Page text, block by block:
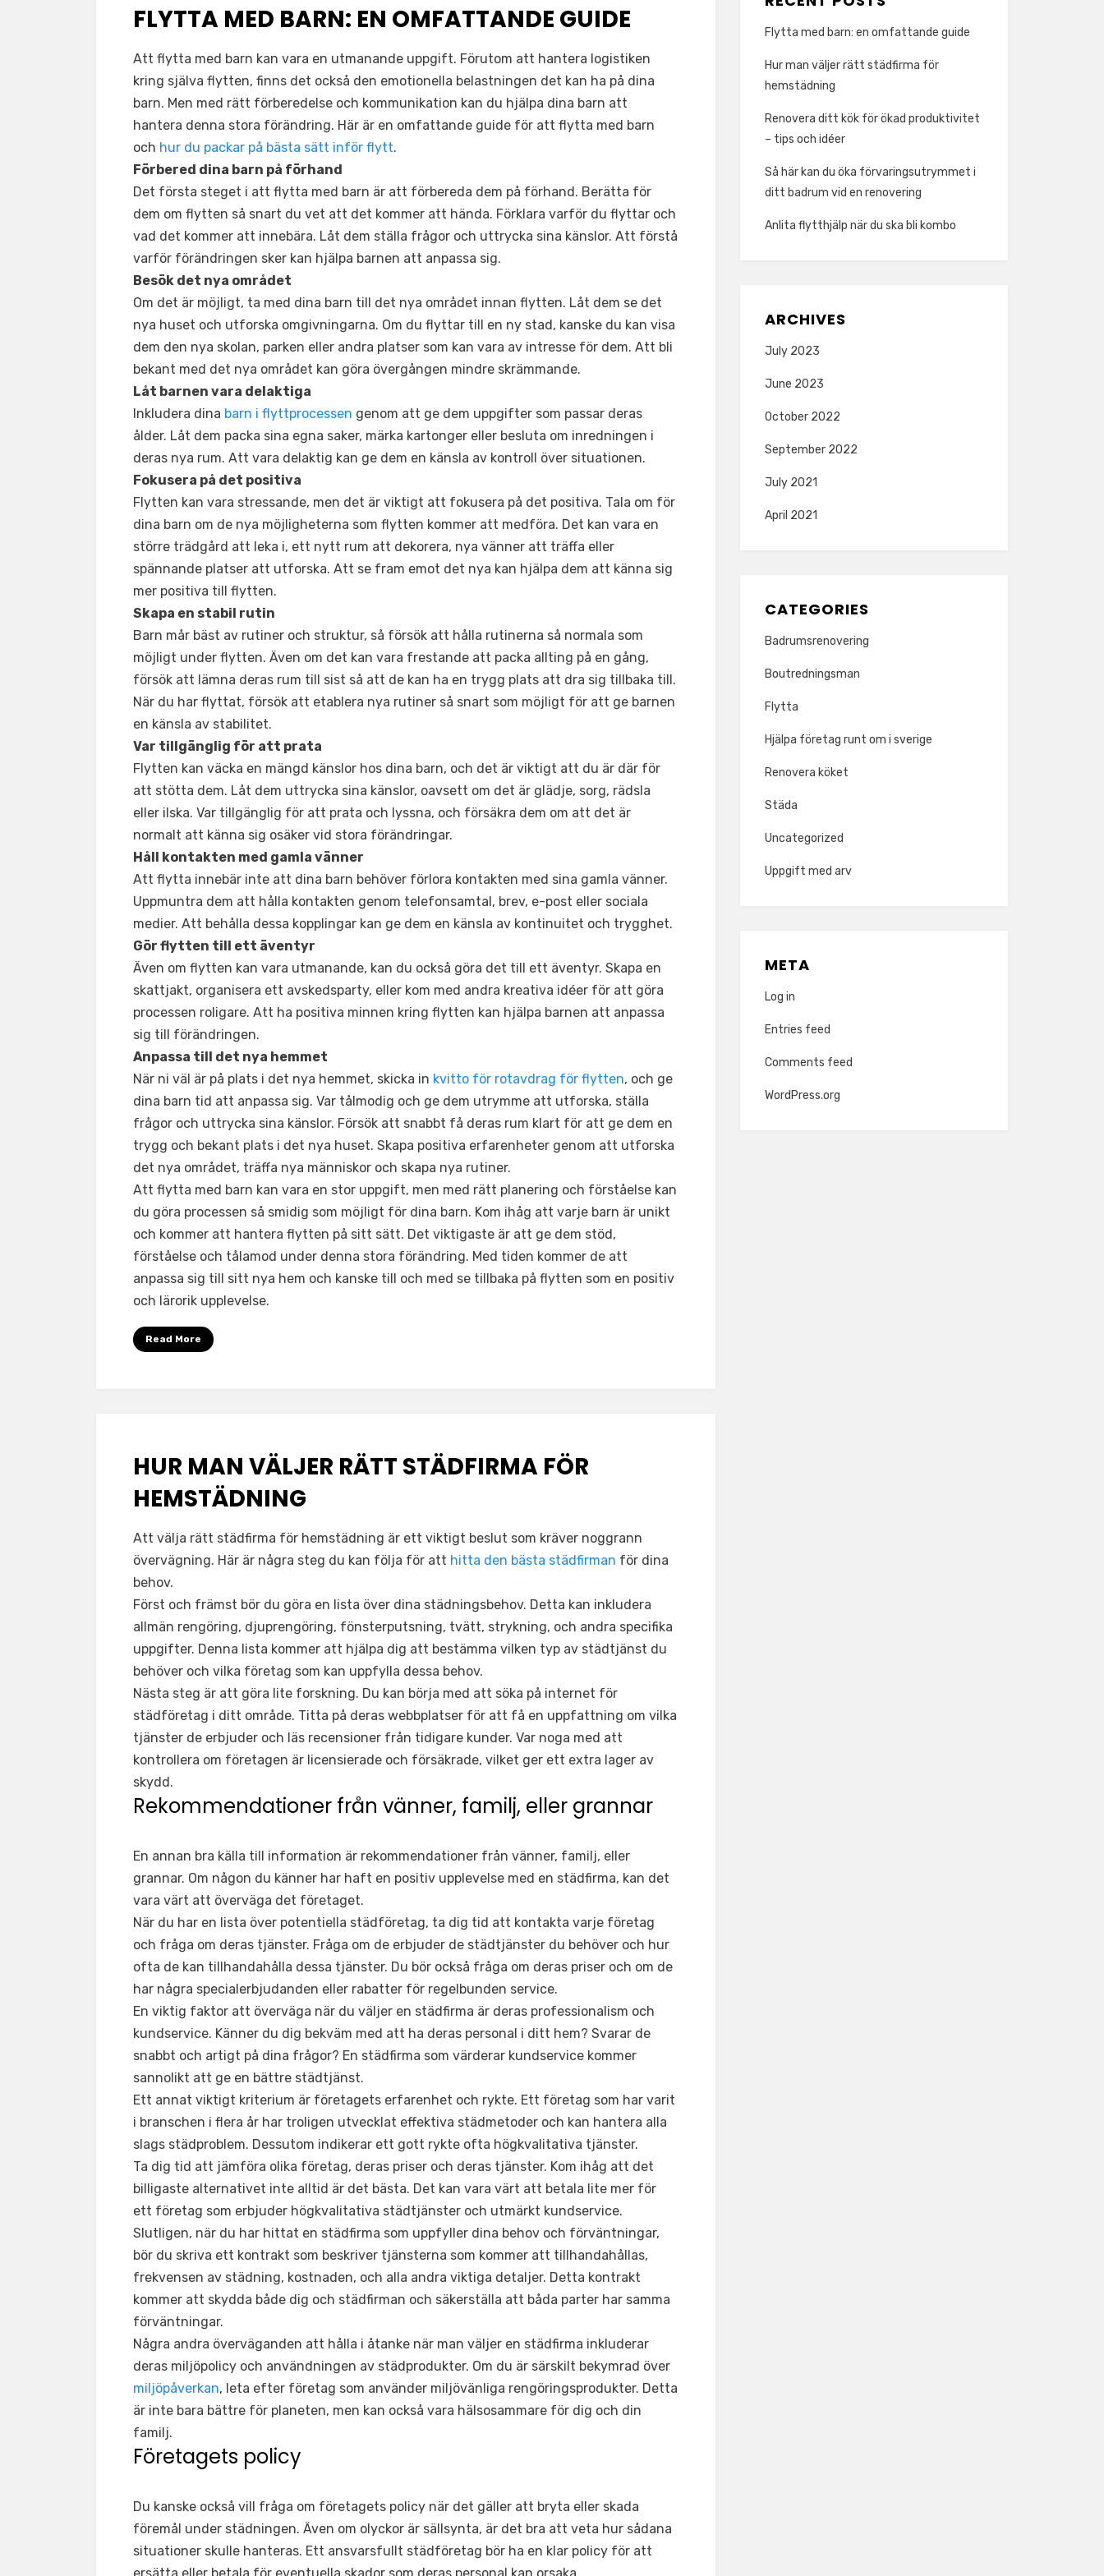
FLYTTA MED BARN: EN OMFATTANDE GUIDE
Att flytta med barn kan vara en utmanande uppgift. Förutom att hantera logistiken
kring själva flytten, finns det också den emotionella belastningen det kan ha på dina
barn. Men med rätt förberedelse och kommunikation kan du hjälpa dina barn att
hantera denna stora förändring. Här är en omfattande guide för att flytta med barn
och hur du packar på bästa sätt inför flytt.
Förbered dina barn på förhand
Det första steget i att flytta med barn är att förbereda dem på förhand. Berätta för
dem om flytten så snart du vet att det kommer att hända. Förklara varför du flyttar och
vad det kommer att innebära. Låt dem ställa frågor och uttrycka sina känslor. Att förstå
varför förändringen sker kan hjälpa barnen att anpassa sig.
Besök det nya området
Om det är möjligt, ta med dina barn till det nya området innan flytten. Låt dem se det
nya huset och utforska omgivningarna. Om du flyttar till en ny stad, kanske du kan visa
dem den nya skolan, parken eller andra platser som kan vara av intresse för dem. Att bli
bekant med det nya området kan göra övergången mindre skrämmande.
Låt barnen vara delaktiga
Inkludera dina barn i flyttprocessen genom att ge dem uppgifter som passar deras
ålder. Låt dem packa sina egna saker, märka kartonger eller besluta om inredningen i
deras nya rum. Att vara delaktig kan ge dem en känsla av kontroll över situationen.
Fokusera på det positiva
Flytten kan vara stressande, men det är viktigt att fokusera på det positiva. Tala om för
dina barn om de nya möjligheterna som flytten kommer att medföra. Det kan vara en
större trädgård att leka i, ett nytt rum att dekorera, nya vänner att träffa eller
spännande platser att utforska. Att se fram emot det nya kan hjälpa dem att känna sig
mer positiva till flytten.
Skapa en stabil rutin
Barn mår bäst av rutiner och struktur, så försök att hålla rutinerna så normala som
möjligt under flytten. Även om det kan vara frestande att packa allting på en gång,
försök att lämna deras rum till sist så att de kan ha en trygg plats att dra sig tillbaka till.
När du har flyttat, försök att etablera nya rutiner så snart som möjligt för att ge barnen
en känsla av stabilitet.
Var tillgänglig för att prata
Flytten kan väcka en mängd känslor hos dina barn, och det är viktigt att du är där för
att stötta dem. Låt dem uttrycka sina känslor, oavsett om det är glädje, sorg, rädsla
eller ilska. Var tillgänglig för att prata och lyssna, och försäkra dem om att det är
normalt att känna sig osäker vid stora förändringar.
Håll kontakten med gamla vänner
Att flytta innebär inte att dina barn behöver förlora kontakten med sina gamla vänner.
Uppmuntra dem att hålla kontakten genom telefonsamtal, brev, e-post eller sociala
medier. Att behålla dessa kopplingar kan ge dem en känsla av kontinuitet och trygghet.
Gör flytten till ett äventyr
Även om flytten kan vara utmanande, kan du också göra det till ett äventyr. Skapa en
skattjakt, organisera ett avskedsparty, eller kom med andra kreativa idéer för att göra
processen roligare. Att ha positiva minnen kring flytten kan hjälpa barnen att anpassa
sig till förändringen.
Anpassa till det nya hemmet
När ni väl är på plats i det nya hemmet, skicka in kvitto för rotavdrag för flytten, och ge
dina barn tid att anpassa sig. Var tålmodig och ge dem utrymme att utforska, ställa
frågor och uttrycka sina känslor. Försök att snabbt få deras rum klart för att ge dem en
trygg och bekant plats i det nya huset. Skapa positiva erfarenheter genom att utforska
det nya området, träffa nya människor och skapa nya rutiner.
Att flytta med barn kan vara en stor uppgift, men med rätt planering och förståelse kan
du göra processen så smidig som möjligt för dina barn. Kom ihåg att varje barn är unikt
och kommer att hantera flytten på sitt sätt. Det viktigaste är att ge dem stöd,
förståelse och tålamod under denna stora förändring. Med tiden kommer de att
anpassa sig till sitt nya hem och kanske till och med se tillbaka på flytten som en positiv
och lärorik upplevelse.
Read More
HUR MAN VÄLJER RÄTT STÄDFIRMA FÖR
HEMSTÄDNING
Att välja rätt städfirma för hemstädning är ett viktigt beslut som kräver noggrann
övervägning. Här är några steg du kan följa för att hitta den bästa städfirman för dina
behov.
Först och främst bör du göra en lista över dina städningsbehov. Detta kan inkludera
allmän rengöring, djuprengöring, fönsterputsning, tvätt, strykning, och andra specifika
uppgifter. Denna lista kommer att hjälpa dig att bestämma vilken typ av städtjänst du
behöver och vilka företag som kan uppfylla dessa behov.
Nästa steg är att göra lite forskning. Du kan börja med att söka på internet för
städföretag i ditt område. Titta på deras webbplatser för att få en uppfattning om vilka
tjänster de erbjuder och läs recensioner från tidigare kunder. Var noga med att
kontrollera om företagen är licensierade och försäkrade, vilket ger ett extra lager av
skydd.
Rekommendationer från vänner, familj, eller grannar
En annan bra källa till information är rekommendationer från vänner, familj, eller
grannar. Om någon du känner har haft en positiv upplevelse med en städfirma, kan det
vara värt att överväga det företaget.
När du har en lista över potentiella städföretag, ta dig tid att kontakta varje företag
och fråga om deras tjänster. Fråga om de erbjuder de städtjänster du behöver och hur
ofta de kan tillhandahålla dessa tjänster. Du bör också fråga om deras priser och om de
har några specialerbjudanden eller rabatter för regelbunden service.
En viktig faktor att överväga när du väljer en städfirma är deras professionalism och
kundservice. Känner du dig bekväm med att ha deras personal i ditt hem? Svarar de
snabbt och artigt på dina frågor? En städfirma som värderar kundservice kommer
sannolikt att ge en bättre städtjänst.
Ett annat viktigt kriterium är företagets erfarenhet och rykte. Ett företag som har varit
i branschen i flera år har troligen utvecklat effektiva städmetoder och kan hantera alla
slags städproblem. Dessutom indikerar ett gott rykte ofta högkvalitativa tjänster.
Ta dig tid att jämföra olika företag, deras priser och deras tjänster. Kom ihåg att det
billigaste alternativet inte alltid är det bästa. Det kan vara värt att betala lite mer för
ett företag som erbjuder högkvalitativa städtjänster och utmärkt kundservice.
Slutligen, när du har hittat en städfirma som uppfyller dina behov och förväntningar,
bör du skriva ett kontrakt som beskriver tjänsterna som kommer att tillhandahållas,
frekvensen av städning, kostnaden, och alla andra viktiga detaljer. Detta kontrakt
kommer att skydda både dig och städfirman och säkerställa att båda parter har samma
förväntningar.
Några andra överväganden att hålla i åtanke när man väljer en städfirma inkluderar
deras miljöpolicy och användningen av städprodukter. Om du är särskilt bekymrad över
miljöpåverkan, leta efter företag som använder miljövänliga rengöringsprodukter. Detta
är inte bara bättre för planeten, men kan också vara hälsosammare för dig och din
familj.
Företagets policy
Du kanske också vill fråga om företagets policy när det gäller att bryta eller skada
föremål under städningen. Även om olyckor är sällsynta, är det bra att veta hur sådana
situationer skulle hanteras. Ett ansvarsfullt städföretag bör ha en klar policy för att
Flytta med barn: en omfattande guide
Hur man väljer rätt städfirma för
hemstädning
Renovera ditt kök för ökad produktivitet
– tips och idéer
Så här kan du öka förvaringsutrymmet i
ditt badrum vid en renovering
Anlita flytthjälp när du ska bli kombo
ARCHIVES
July 2023
June 2023
October 2022
September 2022
July 2021
April 2021
CATEGORIES
Badrumsrenovering
Boutredningsman
Flytta
Hjälpa företag runt om i sverige
Renovera köket
Städa
Uncategorized
Uppgift med arv
META
Log in
Entries feed
Comments feed
WordPress.org